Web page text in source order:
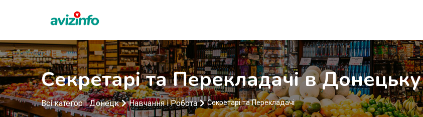
Секретарі та Перекладачі в Донецьку
Всі категорії Донецк Навчання і Робота Секретарі та Перекладачі